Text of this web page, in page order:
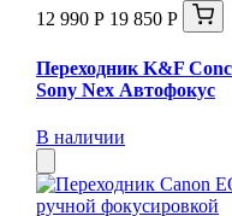
12 990 Р 19 850 Р
Переходник K&F
Sony Nex Автофокус
В наличии